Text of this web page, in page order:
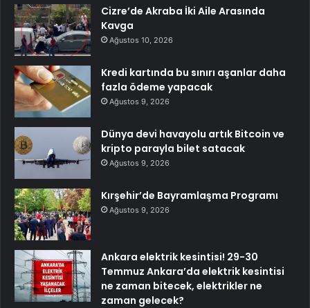
Cizre’de Akraba İki Aile Arasında
Kavga
Ağustos 10, 2026
Kredi kartında bu sınırı aşanlar daha
fazla ödeme yapacak
Ağustos 9, 2026
Dünya devi havayolu artık Bitcoin ve
kripto parayla bilet satacak
Ağustos 9, 2026
Kırşehir’de Bayramlaşma Programı
Ağustos 9, 2026
Ankara elektrik kesintisi! 29-30
Temmuz Ankara’da elektrik kesintisi
ne zaman bitecek, elektrikler ne
zaman gelecek?